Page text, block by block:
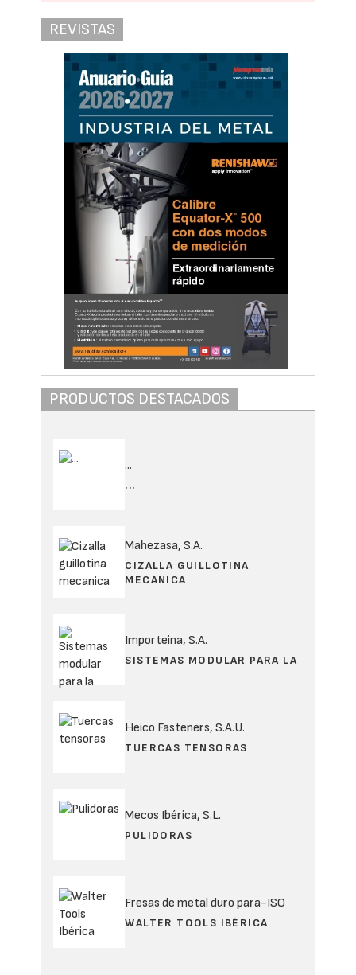
REVISTAS
PRODUCTOS DESTACADOS
...
...
Mahezasa, S.A.
CIZALLA GUILLOTINA
MECANICA
Importeina, S.A.
SISTEMAS MODULAR PARA LA
Heico Fasteners, S.A.U.
TUERCAS TENSORAS
Mecos Ibérica, S.L.
PULIDORAS
Fresas de metal duro para-ISO
WALTER TOOLS IBÉRICA